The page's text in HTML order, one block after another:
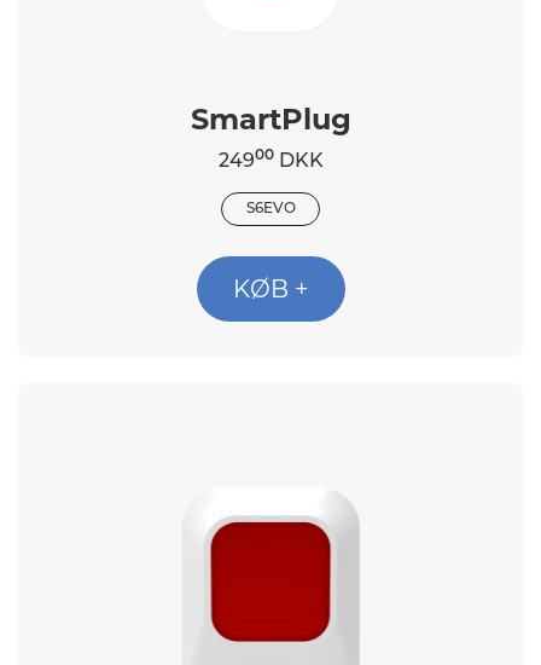
SmartPlug
24900DKK
S6EVO
KØB +